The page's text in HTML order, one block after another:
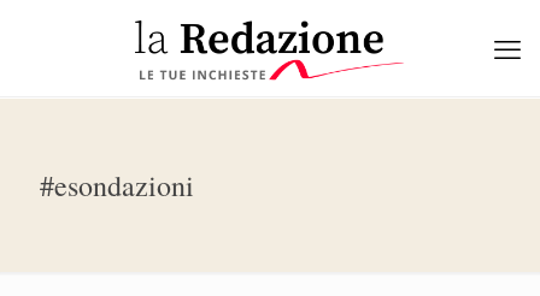
#esondazioni